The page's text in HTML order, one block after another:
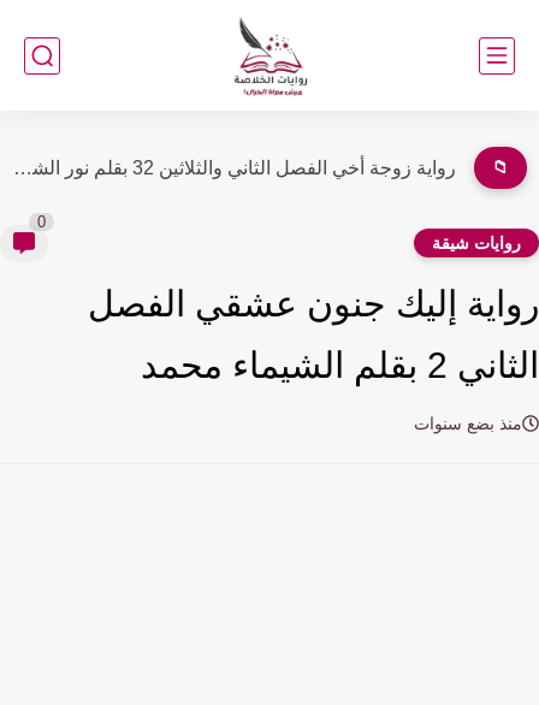
📁 رواية زوجة أخي الفصل الواحد والثلاثين 31 بقلم نور الشامي
شيقة
إليك جنون عشقي الفصل
الشيماء محمد
بضع سنوات